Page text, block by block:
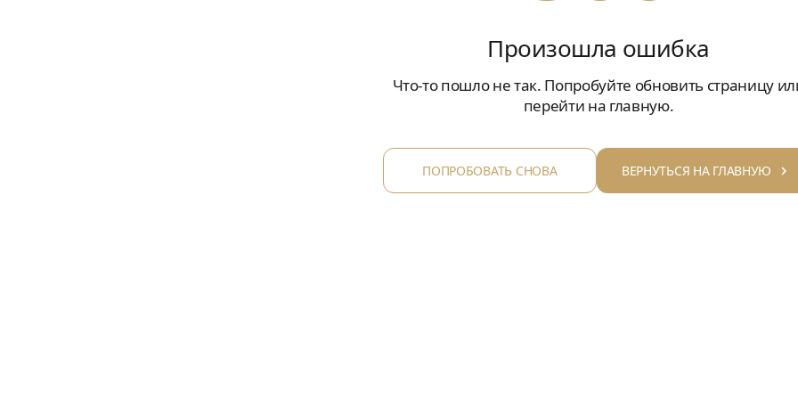
Произошла ошибка
Что-то пошло не так. Попробуйте обновить страницу
перейти на главную.
ПОПРОБОВАТЬ СНОВА ВЕРНУТЬСЯ НА ГЛАВНУЮ